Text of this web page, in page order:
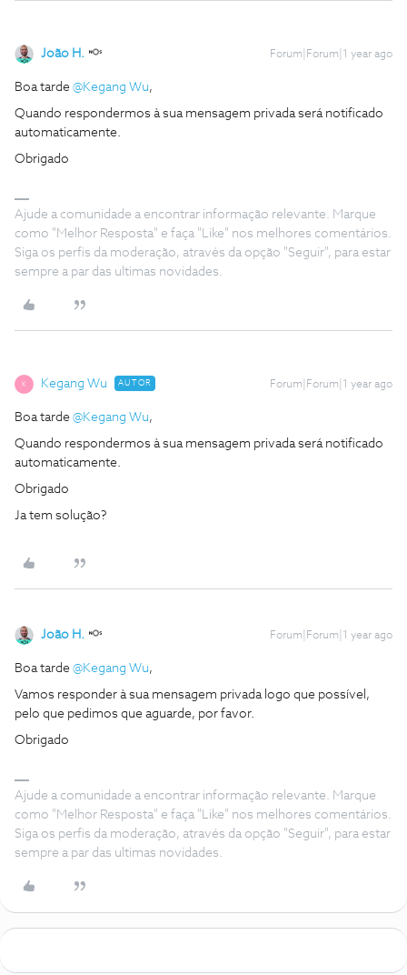
João H. Forum|Forum|1 year ago
Boa tarde @Kegang Wu,
Quando respondermos à sua mensagem privada será notificado
automaticamente.
Obrigado
Ajude a comunidade a encontrar informação relevante. Marque
como "Melhor Resposta" e faça "Like" nos melhores comentários.
Siga os perfis da moderação, através da opção "Seguir", para estar
sempre a par das ultimas novidades.
K Kegang Wu AUTOR Forum|Forum|1 year ago
Boa tarde @Kegang Wu,
Quando respondermos à sua mensagem privada será notificado
automaticamente.
Obrigado
Ja tem solução?
João H. Forum|Forum|1 year ago
Boa tarde @Kegang Wu,
Vamos responder à sua mensagem privada logo que possível,
pelo que pedimos que aguarde, por favor.
Obrigado
Ajude a comunidade a encontrar informação relevante. Marque
como "Melhor Resposta" e faça "Like" nos melhores comentários.
Siga os perfis da moderação, através da opção "Seguir", para estar
sempre a par das ultimas novidades.